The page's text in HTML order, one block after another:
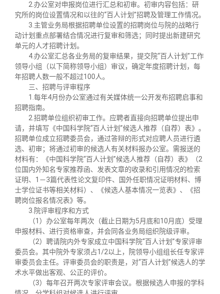
2.办公室对申报岗位进行汇总和初审。初审内容包括：研
究所的岗位设置情况和以往的“百人计划”招聘及管理工作情况。
3.主管业务局根据招聘单位设置的招聘岗位与院的战略行
动计划重点部署结合情况进行复审和筛选；同时提出新建研究
单元的人才招聘计划。
4.办公室汇总各业务局的复审结果，提交院“百人计划”工作
领导小组（以下简称领导小组）审议，确定年度招聘计划，每
年招聘人数一般不超过100人。
三、招聘与评审程序
1.每年4月份办公室通过有关媒体统一公开发布招聘启事和
招聘指南。
2.招聘单位组织初审工作。应聘者直接向招聘单位提出申
请，并填写《中国科学院“百人计划”候选人推荐（自荐）表》。
招聘单位成立招聘委员会，通过答辩的形式对应聘人员进行遴
选、初审；将通过初审的候选人有关材料报办公室。需报送的
材料有：《中国科学院“百人计划”候选人推荐（自荐）表》（2
位国内外知名专家推荐函、发表文章的收录和引用情况的检索
证明、1－3篇代表性论文复印件、国外任职情况证明材料、博
士学位证书等相关材料）、《候选人基本情况一览表》、《招
聘岗位报名情况表》等。
3.院评审程序和方式
（1）办公室每年两次（截止日期为5月底和10月底）受理
申报材料、进行资格审查，并会同各业务局组织院级评审。
（2）聘请院内外专家成立中国科学院“百人计划”专家评审
委员会。其中院外专家须占1/2以上，院领导小组组长任专家评
审委员会主任。评审委员会的职责是，对“百人计划”候选人的学
术水平做出客观、公正的评价。
（3）每年召开两次专家评审会议。根据候选人申报的学科